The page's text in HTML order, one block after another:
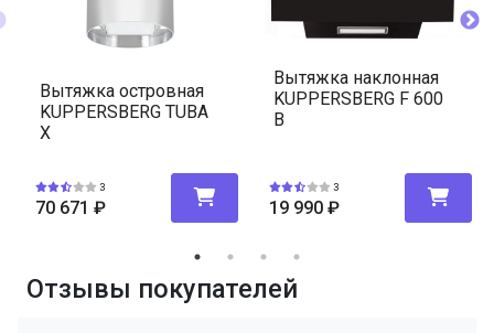
Вытяжка островная
KUPPERSBERG TUBA
X
3
70 671 ₽
Вытяжка наклонная
KUPPERSBERG F 600
B
3
19 990 ₽
Отзывы покупателей